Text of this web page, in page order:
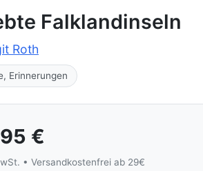
Falklandinseln
Roth
Erinnerungen
€
• Versandkostenfrei ab 29€